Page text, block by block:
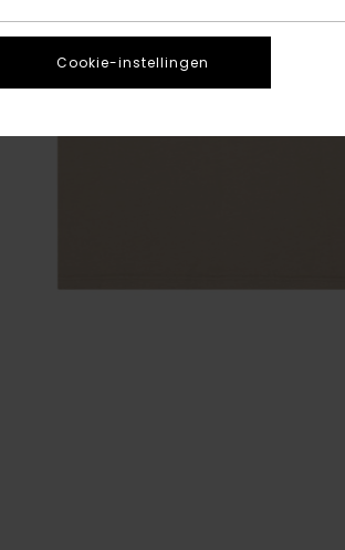
Cookie-instellingen